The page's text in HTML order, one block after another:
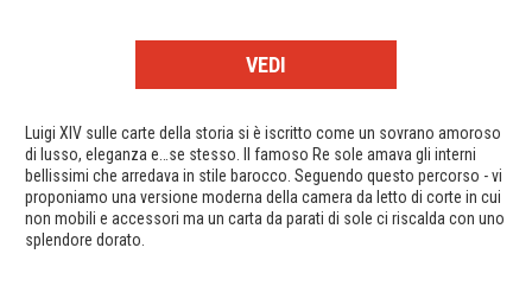
VEDI
Luigi XIV sulle carte della storia si è iscritto come un sovrano amoroso
di lusso, eleganza e…se stesso. Il famoso Re sole amava gli interni
bellissimi che arredava in stile barocco. Seguendo questo percorso - vi
proponiamo una versione moderna della camera da letto di corte in cui
non mobili e accessori ma un carta da parati di sole ci riscalda con uno
splendore dorato.